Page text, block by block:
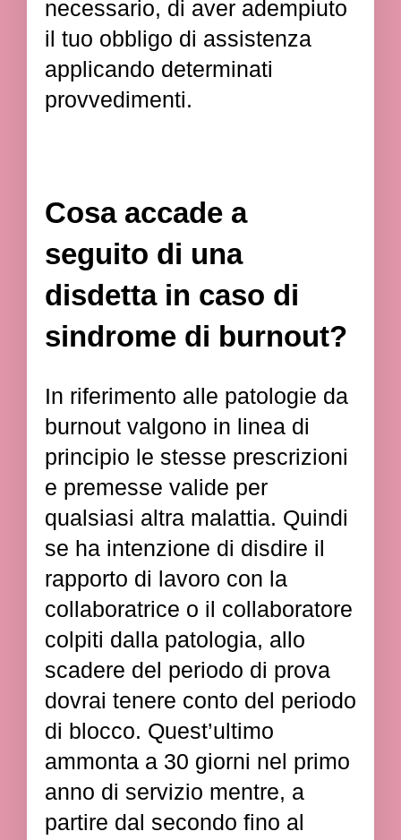
necessario, di aver adempiuto
il tuo obbligo di assistenza
applicando determinati
provvedimenti.
Cosa accade a
seguito di una
disdetta in caso di
sindrome di burnout?
In riferimento alle patologie da
burnout valgono in linea di
principio le stesse prescrizioni
e premesse valide per
qualsiasi altra malattia. Quindi
se ha intenzione di disdire il
rapporto di lavoro con la
collaboratrice o il collaboratore
colpiti dalla patologia, allo
scadere del periodo di prova
dovrai tenere conto del periodo
di blocco. Quest’ultimo
ammonta a 30 giorni nel primo
anno di servizio mentre, a
partire dal secondo fino al